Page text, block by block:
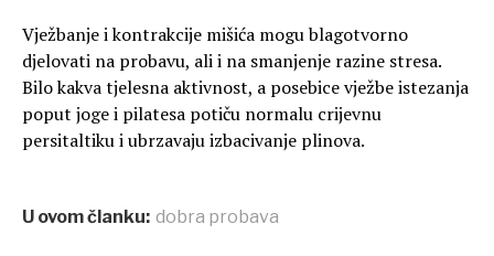
Vježbanje i kontrakcije mišića mogu blagotvorno
djelovati na probavu, ali i na smanjenje razine stresa.
Bilo kakva tjelesna aktivnost, a posebice vježbe istezanja
poput joge i pilatesa potiču normalu crijevnu
persitaltiku i ubrzavaju izbacivanje plinova.
U ovom članku: dobra probava